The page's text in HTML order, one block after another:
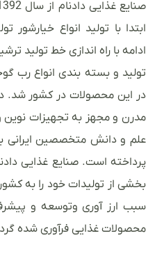
ابتدا با تولید انواع خیارشور
ادامه با راه اندازی خط تولید
تولید و بسته بندی انواع رب
در این محصولات در کشور شد.
مدرن و مجهز به تجهیزات نوین
علم و دانش متخصصین ایرانی
پرداخته است. صنایع غذایی
بخشی از تولیدات خود را به
سبب ارز آوری وتوسعه و
محصولات غذایی فرآوری شده